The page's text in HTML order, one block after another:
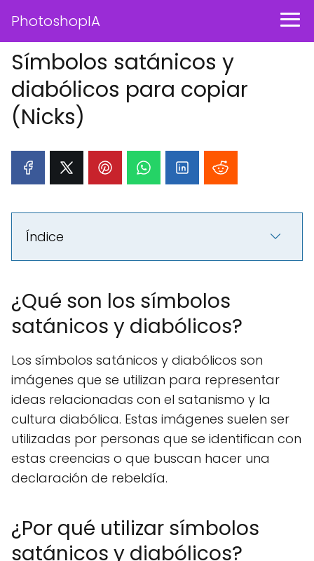
PhotoshopIA
Símbolos satánicos y
diabólicos para copiar
(Nicks)
Índice
¿Qué son los símbolos
satánicos y diabólicos?
Los símbolos satánicos y diabólicos son
imágenes que se utilizan para representar
ideas relacionadas con el satanismo y la
cultura diabólica. Estas imágenes suelen ser
utilizadas por personas que se identifican con
estas creencias o que buscan hacer una
declaración de rebeldía.
¿Por qué utilizar símbolos
satánicos y diabólicos?